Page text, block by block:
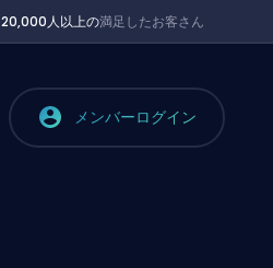
20,000人以上の満足したお客さん
メンバーログイン